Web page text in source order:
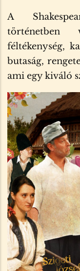
A
történetben
féltékenység,
butaság,
ami egy kiváló